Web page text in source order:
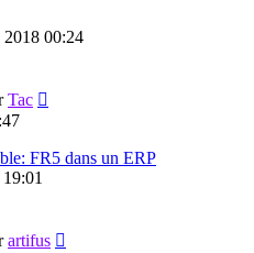
00:24
Tac
FR5 dans un ERP
artifus